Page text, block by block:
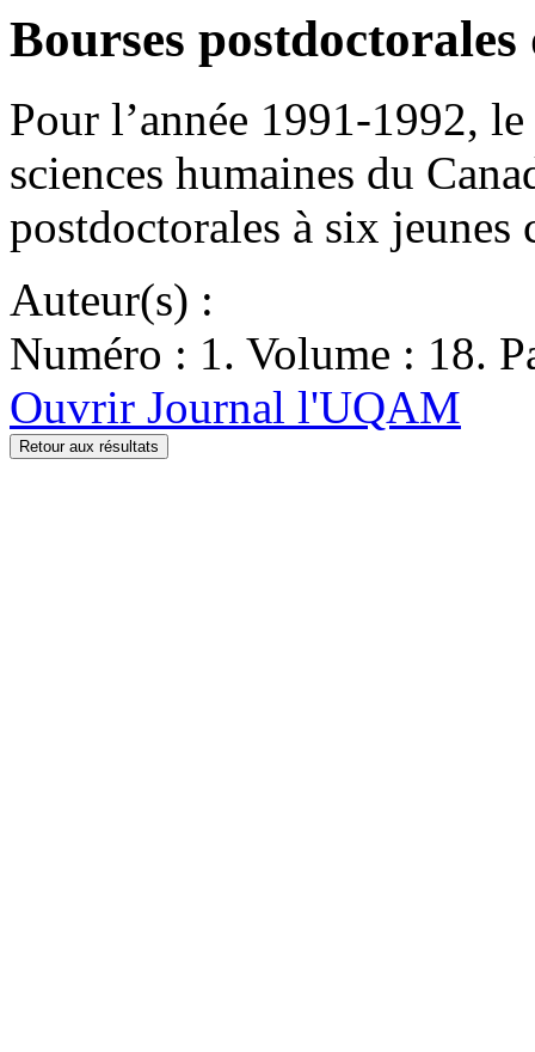
Bourses
Pour l’année 1991-1992,
sciences humaines du
postdoctorales à six
Auteur(s) :
Numéro : 1. Volume : 18.
Ouvrir Journal l'UQAM
Retour aux résultats